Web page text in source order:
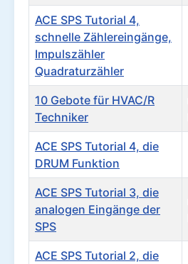
ACE SPS Tutorial 4,
schnelle Zählereingänge,
Impulszähler
Quadraturzähler
10 Gebote für HVAC/R
Techniker
ACE SPS Tutorial 4, die
DRUM Funktion
ACE SPS Tutorial 3, die
analogen Eingänge der
SPS
ACE SPS Tutorial 2, die